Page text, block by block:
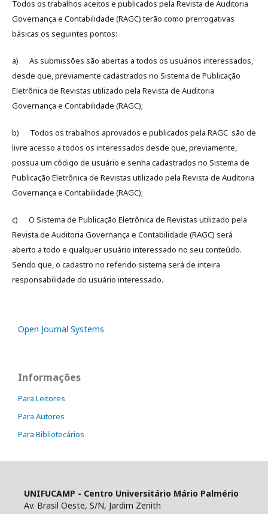
Todos os trabalhos aceitos e publicados pela Revista de Auditoria
Governança e Contabilidade (RAGC) terão como prerrogativas
básicas os seguintes pontos:
a) As submissões são abertas a todos os usuários interessados,
desde que, previamente cadastrados no Sistema de Publicação
Eletrônica de Revistas utilizado pela Revista de Auditoria
Governança e Contabilidade (RAGC);
b) Todos os trabalhos aprovados e publicados pela RAGC são de
livre acesso a todos os interessados desde que, previamente,
possua um código de usuário e senha cadastrados no Sistema de
Publicação Eletrônica de Revistas utilizado pela Revista de Auditoria
Governança e Contabilidade (RAGC);
c) O Sistema de Publicação Eletrônica de Revistas utilizado pela
Revista de Auditoria Governança e Contabilidade (RAGC) será
aberto a todo e qualquer usuário interessado no seu conteúdo.
Sendo que, o cadastro no referido sistema será de inteira
responsabilidade do usuário interessado.
Open Journal Systems
Informações
Para Leitores
Para Autores
Para Bibliotecários
UNIFUCAMP - Centro Universitário Mário Palmério
Av. Brasil Oeste, S/N, Jardim Zenith